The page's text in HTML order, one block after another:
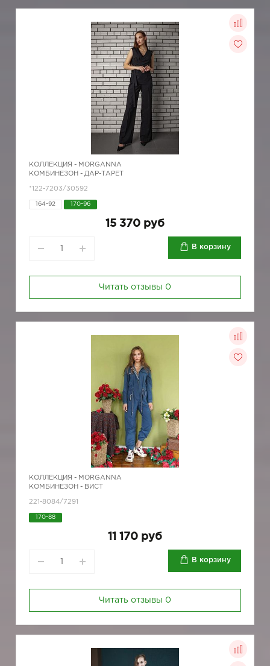
КОЛЛЕКЦИЯ - MORGANNA
КОМБИНЕЗОН - ДАР-ТАРЕТ
*122-7203/30592
164-92 170-96
15 370 руб
В корзину
Читать отзывы 0
КОЛЛЕКЦИЯ - MORGANNA
КОМБИНЕЗОН - ВИСТ
221-8084/7291
170-88
11 170 руб
В корзину
Читать отзывы 0